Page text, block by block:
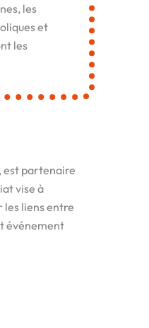
les
et
les
est partenaire
vise à
liens entre
événement